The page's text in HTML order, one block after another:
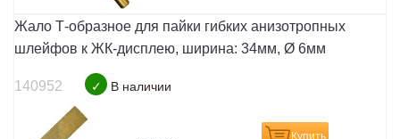
Жало Т-образное для пайки гибких анизотропных
шлейфов к ЖК-дисплею, ширина: 34мм, Ø 6мм
140952 ✓ В наличии